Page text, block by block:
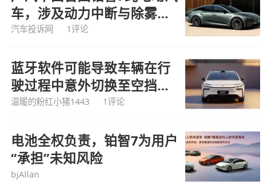
车，涉及动力中断与除雾隐
患
汽车投诉网 1评论
蓝牙软件可能导致车辆在行
驶过程中意外切换至空挡状
态，广汽丰田因此对超万辆
温暖的粉红小猪1443 1评论
电池全权负责，铂智7为用户
“承担”未知风险
bjAllan